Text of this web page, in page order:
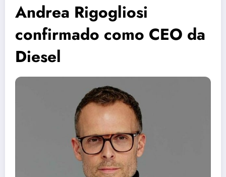
Andrea Rigogliosi
confirmado como CEO da
Diesel